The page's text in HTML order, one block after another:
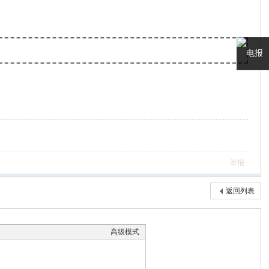
举报
返回列表
高级模式
电报